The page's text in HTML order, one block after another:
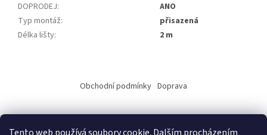
DOPRODEJ:
ANO
Typ montáž:
přisazená
Délka lišty: 2 m
a
t
Obchodní podmínky Doprava